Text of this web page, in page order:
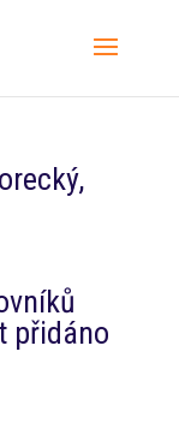
přidáno